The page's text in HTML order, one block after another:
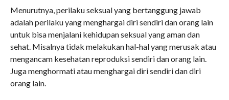
Menurutnya, perilaku seksual yang bertanggung jawab
adalah perilaku yang menghargai diri sendiri dan orang lain
untuk bisa menjalani kehidupan seksual yang aman dan
sehat. Misalnya tidak melakukan hal-hal yang merusak atau
mengancam kesehatan reproduksi sendiri dan orang lain.
Juga menghormati atau menghargai diri sendiri dan diri
orang lain.